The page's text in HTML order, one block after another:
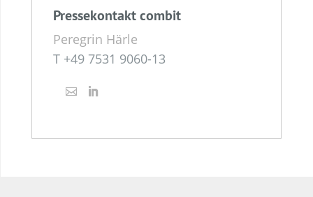
Pressekontakt combit
Peregrin Härle
T +49 7531 9060-13